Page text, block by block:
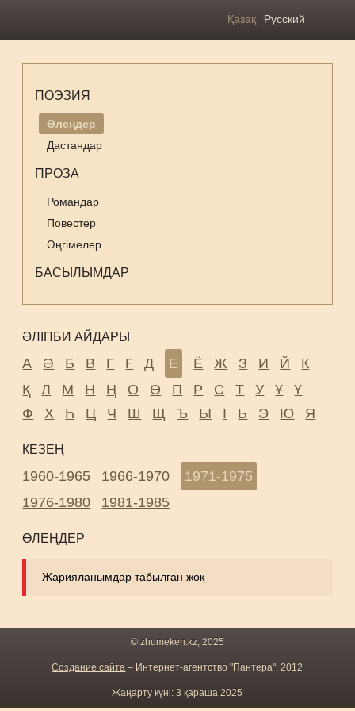
Қазақ Русский
ПОЭЗИЯ
Өлеңдер
Дастандар
ПРОЗА
Романдар
Повестер
Әңгімелер
БАСЫЛЫМДАР
ӘЛІПБИ АЙДАРЫ
А Ә Б В Г Ғ Д Е Ё Ж З И Й
К
Қ
Л М Н Ң О Ө П Р С Т У Ұ
Ү
Ф
Х Һ Ц Ч Ш Щ Ъ Ы І Ь Э Ю Я
КЕЗЕҢ
1960-1965 1966-1970
1971-1975
1976-1980
1981-1985
ӨЛЕҢДЕР
Жарияланымдар табылған жоқ
© zhumeken.kz, 2025
Создание сайта – Интернет-агентство "Пантера", 2012
Жаңарту күні: 3 қараша 2025